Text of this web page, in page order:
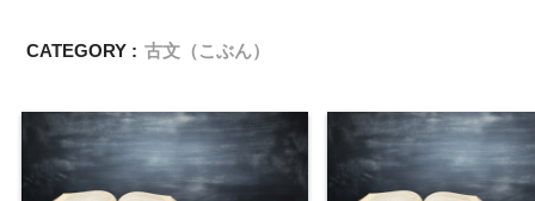
CATEGORY : 古文（こぶん）